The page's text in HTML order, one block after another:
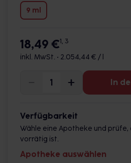
9 ml
18,49 €1, 3
inkl. MwSt. • 2.054,44 € / l
In
Verfügbarkeit
Wähle eine Apotheke und
vorrätig ist.
Apotheke auswählen